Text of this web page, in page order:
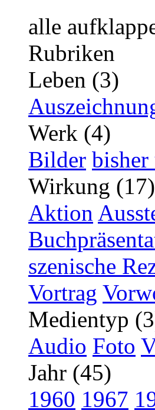
alle
Rubriken
Leben (3)
Werk (4)
Bilder
Wirkung (17)
Aktion
szenische
Vortrag
Medientyp
Audio Foto
Jahr (45)
1960 1967